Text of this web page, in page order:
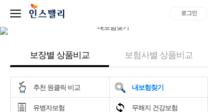
로그인
보장별 상품비교 보험사별 상품비교
추천 원클릭 비교 내보험찾기
유병자보험 무해지 건강보험